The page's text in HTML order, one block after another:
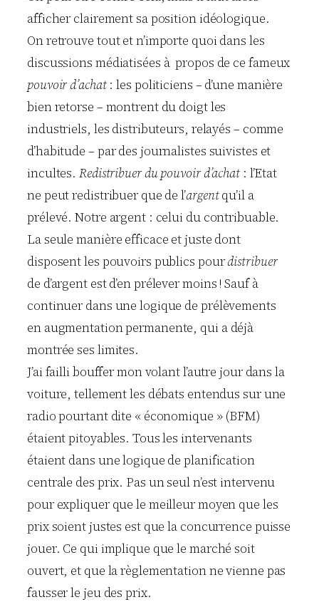
afficher clairement sa position idéologique.
On retrouve tout et n’importe quoi dans les
discussions médiatisées à propos de ce fameux
pouvoir d’achat : les politiciens – d’une manière
bien retorse – montrent du doigt les
industriels, les distributeurs, relayés – comme
d’habitude – par des journalistes suivistes et
incultes.Redistribuer du pouvoir d’achat : l’Etat
ne peut redistribuer que de l’argentqu’il a
prélevé. Notre argent : celui du contribuable.
La seule manière efficace et juste dont
disposent les pouvoirs publics pourdistribuer
de d’argent est d’en prélever moins ! Sauf à
continuer dans une logique de prélèvements
en augmentation permanente, qui a déjà
montrée ses limites.
J’ai failli bouffer mon volant l’autre jour dans la
voiture, tellement les débats entendus sur une
radio pourtant dite « économique » (BFM)
étaient pitoyables. Tous les intervenants
étaient dans une logique de planification
centrale des prix. Pas un seul n’est intervenu
pour expliquer que le meilleur moyen que les
prix soient justes est que la concurrence puisse
jouer. Ce qui implique que le marché soit
ouvert, et que la règlementation ne vienne pas
fausser le jeu des prix.